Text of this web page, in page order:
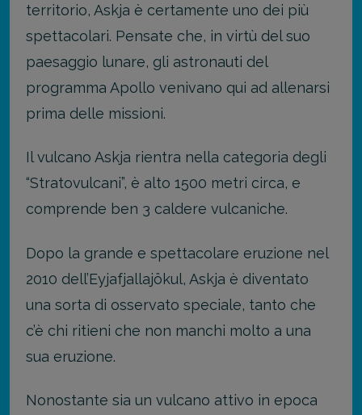
territorio, Askja è certamente uno dei più
spettacolari. Pensate che, in virtù del suo
paesaggio lunare, gli astronauti del
programma Apollo venivano qui ad allenarsi
prima delle missioni.
Il vulcano Askja rientra nella categoria degli
“Stratovulcani”, è alto 1500 metri circa, e
comprende ben 3 caldere vulcaniche.
Dopo la grande e spettacolare eruzione nel
2010 dell’Eyjafjallajökul, Askja è diventato
una sorta di osservato speciale, tanto che
c’è chi ritieni che non manchi molto a una
sua eruzione.
Nonostante sia un vulcano attivo in epoca